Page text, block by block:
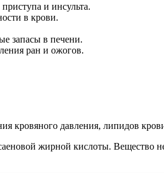
и инсульта.
в крови.
запасы в печени.
ран и ожогов.
кровяного давления, липидов
жирной кислоты. Вещество